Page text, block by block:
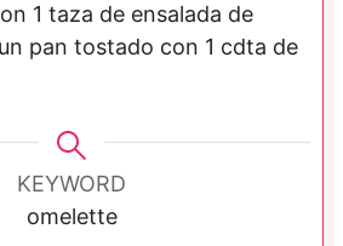
1 taza de ensalada de
pan tostado con 1 cdta de
KEYWORD
omelette